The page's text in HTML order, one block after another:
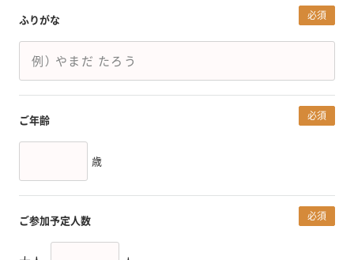
ふりがな 必須
ご年齢 必須
歳
ご参加予定人数 必須